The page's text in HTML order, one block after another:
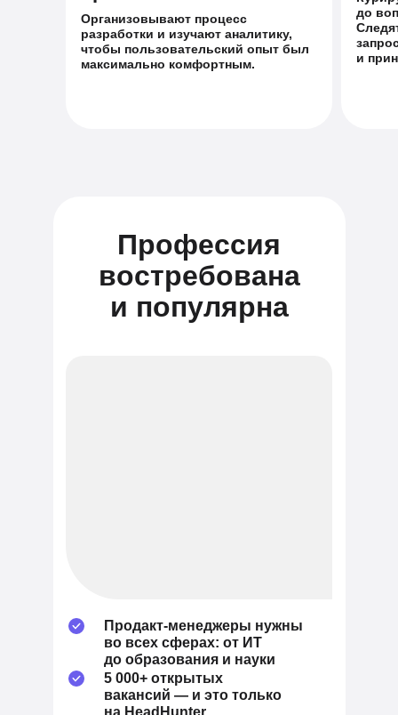
Организовывают процесс
разработки и изучают аналитику,
чтобы пользовательский опыт был
максимально комфортным.
до
и
Профессия
востребована
и популярна
Продакт-менеджеры нужны
во всех сферах: от ИТ
до образования и науки
5 000+ открытых
вакансий — и это только
на HeadHunter